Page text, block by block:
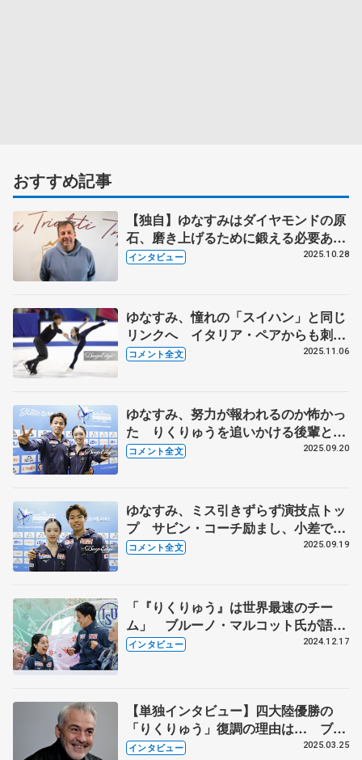
おすすめ記事
【独自】ゆなすみはダイヤモンドの原
石、磨き上げるために鍛える必要あ
る 「彼らには全てがそろっている」
インタビュー 2025.10.28
ゆなすみ、憧れの「スイハン」と同じ
リンクへ イタリア・ペアからも刺
激、コーチ助言で「調子上がってき
コメント全文 2025.11.06
ゆなすみ、努力が報われるのか怖かっ
た りくりゅうを追いかける後輩とし
て頑張る 【オリンピック最終予選ペ
コメント全文 2025.09.20
ゆなすみ、ミス引きずらず演技点トッ
プ サビン・コーチ励まし、小差でフ
リーへ 【オリンピック最終予選ペア
コメント全文 2025.09.19
「『りくりゅう』は世界最速のチー
ム」 ブルーノ・マルコット氏が語っ
た「りくりゅう」「ゆなすみ」の魅力
インタビュー 2024.12.17
【単独インタビュー】四大陸優勝の
「りくりゅう」復調の理由は… ブル
ーノ・マルコット氏が語る舞台裏 若
インタビュー 2025.03.25